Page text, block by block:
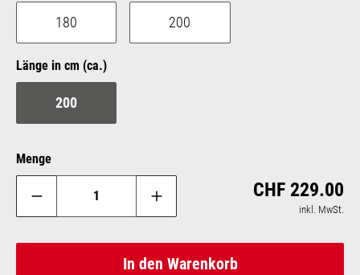
180 200
Länge in cm (ca.)auswählen
200
Menge
CHF 229.00
inkl. MwSt.
In den Warenkorb